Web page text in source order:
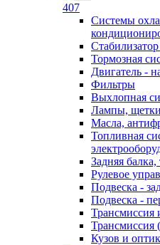
407
Системы
Тормозная
Двигатель -
Фильтры
Выхлопная
Лампы,
Масла,
Топливная
Задняя
Рулевое
Подвеска -
Подвеска -
Кузов и